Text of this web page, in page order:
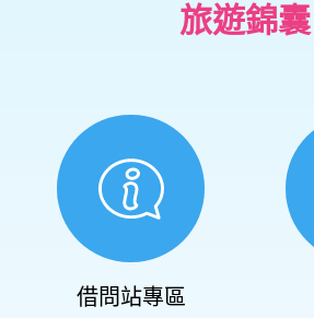
旅遊錦囊
借問站專區